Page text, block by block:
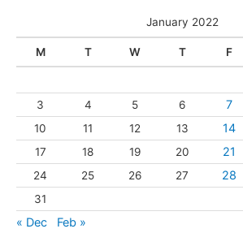
January 2022
M T W T F
3 4 5 6 7
10 11 12 13 14
17 18 19 20 21
24 25 26 27 28
31
« Dec Feb »